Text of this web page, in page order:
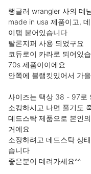
랭글러 wrangler 사의 데
made in usa 제품이고,
이탭 붙어있습니다
탈론지퍼 사용 되었구요
코듀로이 카라로 되어있
70s 제품이이에요
안쪽에 블랭킷있어서 가
사이즈는 택상 38 - 97로
소킹하시고 나면 풀기도
데드스탁 제품으로 본인
거에요
소장하려고 데드스탁 상
습니다
좋은분이 데려가세요^^